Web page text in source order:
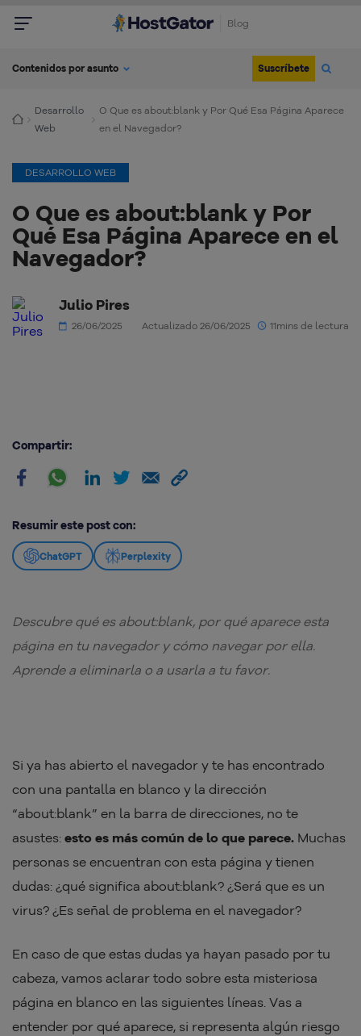
Blog
Contenidos por asunto Suscríbete
Desarrollo
Web
O Que es about:blank y Por Qué Esa Página Aparece
en el Navegador?
DESARROLLO WEB
O Que es about:blank y Por
Qué Esa Página Aparece en el
Navegador?
Julio Pires
26/06/2025 Actualizado 26/06/2025 11mins de lectura
Compartir:
Resumir este post con:
ChatGPT Perplexity
Descubre qué es about:blank, por qué aparece esta
página en tu navegador y cómo navegar por ella.
Aprende a eliminarla o a usarla a tu favor.
Si ya has abierto el navegador y te has encontrado
con una pantalla en blanco y la dirección
“about:blank” en la barra de direcciones, no te
asustes: esto es más común de lo que parece. Muchas
personas se encuentran con esta página y tienen
dudas: ¿qué significa about:blank? ¿Será que es un
virus? ¿Es señal de problema en el navegador?
En caso de que estas dudas ya hayan pasado por tu
cabeza, vamos aclarar todo sobre esta misteriosa
página en blanco en las siguientes líneas. Vas a
entender por qué aparece, si representa algún riesgo